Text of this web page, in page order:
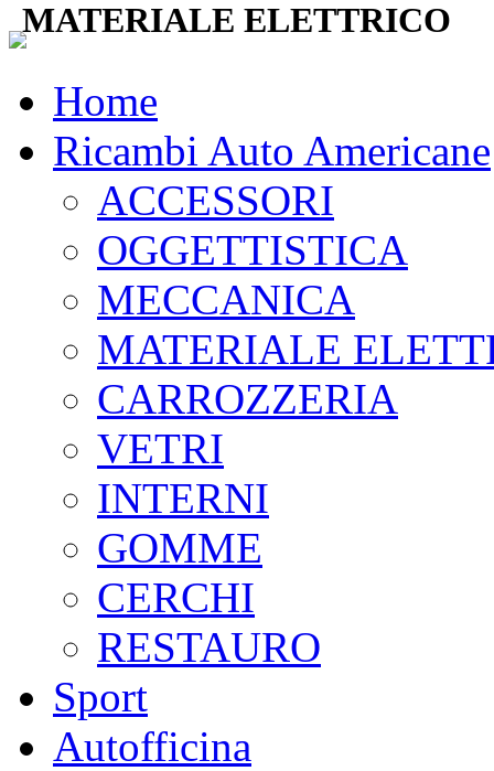
Home
Ricambi Auto Americane
ACCESSORI
OGGETTISTICA
MECCANICA
MATERIALE
CARROZZERIA
VETRI
INTERNI
GOMME
CERCHI
RESTAURO
Sport
Autofficina
MATERIALE ELETTRICO